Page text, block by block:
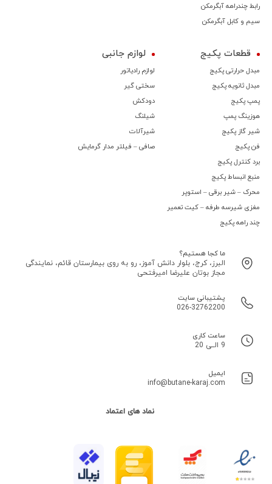
رابط چندراهه آبگرمکن
سیم و کابل آبگرمکن
قطعات پکیج
مبدل حرارتی پکیج
مبدل ثانویه پکیج
پمپ پکیج
هوزینگ پمپ
شیر گاز پکیج
فن پکیج
برد کنترل پکیج
منبع انبساط پکیج
محرک – شیر برقی – استوپر
مغزی شیرسه طرفه – کیت تعمیر
چند راهه پکیج
لوازم جانبی
لوازم رادیاتور
سختی گیر
دودکش
شیلنگ
شیرآلات
صافی – فیلتر مدار گرمایش
ما کجا هستیم؟
البرز، کرج، بلوار دانش آموز، رو به روی بیمارستان قائم، نمایندگی
مجاز بوتان علیرضا امیرفتحی
پشتیبانی سایت
026-32762200
ساعت کاری
9 الــی 20
ایمیل
info@butane-karaj.com
نماد های اعتماد